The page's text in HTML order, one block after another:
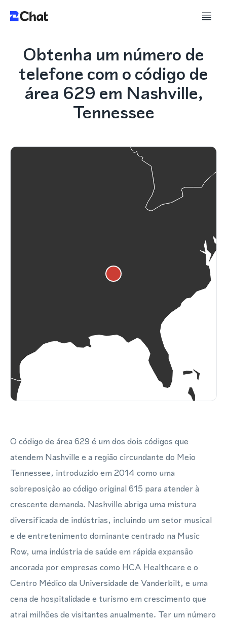
Obtenha um número de
telefone com o código de
área 629 em Nashville,
Tennessee
O código de área 629 é um dos dois códigos que
atendem Nashville e a região circundante do Meio
Tennessee, introduzido em 2014 como uma
sobreposição ao código original 615 para atender à
crescente demanda. Nashville abriga uma mistura
diversificada de indústrias, incluindo um setor musical
e de entretenimento dominante centrado na Music
Row, uma indústria de saúde em rápida expansão
ancorada por empresas como HCA Healthcare e o
Centro Médico da Universidade de Vanderbilt, e uma
cena de hospitalidade e turismo em crescimento que
atrai milhões de visitantes anualmente. Ter um número